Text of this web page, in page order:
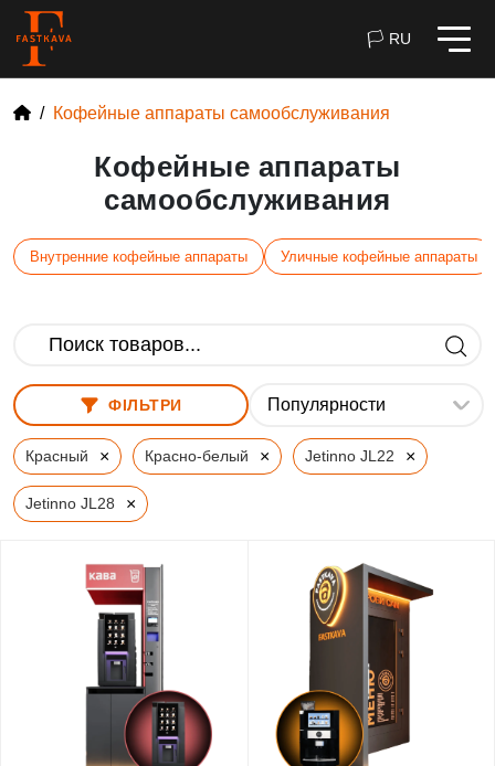
🏳 RU
Кофейные аппараты самообслуживания
Кофейные аппараты
самообслуживания
Внутренние кофейные аппараты Уличные кофейные аппараты
ФІЛЬТРИ
Красный × Красно-белый × Jetinno JL22 ×
Jetinno JL28 ×